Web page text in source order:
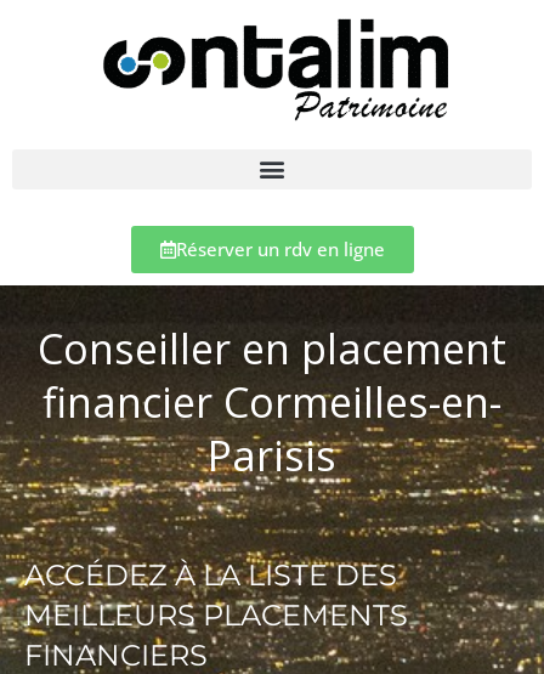
Réserver un rdv en ligne
Conseiller en placement
financier Cormeilles-en-
Parisis
ACCÉDEZ À LA LISTE DES
MEILLEURS PLACEMENTS
FINANCIERS